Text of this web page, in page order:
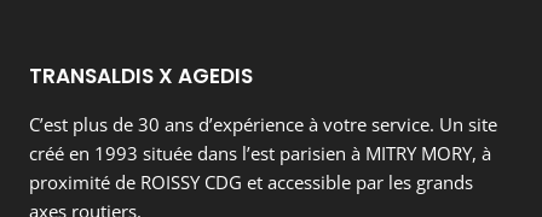
TRANSALDIS X AGEDIS
C’est plus de 30 ans d’expérience à votre service. Un site
créé en 1993 située dans l’est parisien à MITRY MORY, à
proximité de ROISSY CDG et accessible par les grands
axes routiers.